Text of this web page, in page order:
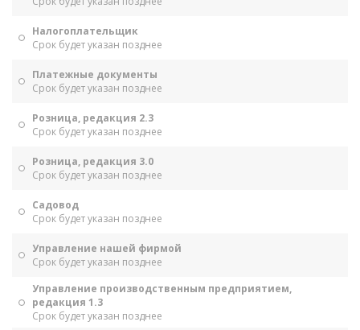
Налогоплательщик
Срок будет указан позднее
Платежные документы
Срок будет указан позднее
Розница, редакция 2.3
Срок будет указан позднее
Розница, редакция 3.0
Срок будет указан позднее
Садовод
Срок будет указан позднее
Управление нашей фирмой
Срок будет указан позднее
Управление производственным предприятием,
редакция 1.3
Срок будет указан позднее